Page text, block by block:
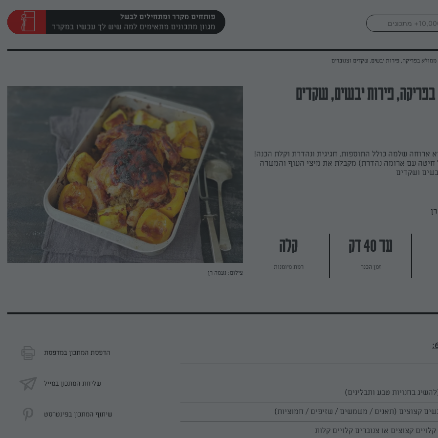
פותחים מקרר ומתחילים לבשל
ממולא בפריקה, פירות יבשים, שקדים וצנוברים
פירות יבשים, שקדים
ארוחה שלמה כולל התוספות, חגיגית ונהדרת וקלת הכנה!
חיטה עם ארומה נהדרת) מקבלת את מיצי העוף והמשרה
ושקדים
עד 40 דק
זמן הכנה
קלה
רמת מיומנות
צילום: נעמה רן
הדפסת המתכון במדפסת
שליחת המתכון במייל
שיתוף המתכון בפינטרסט